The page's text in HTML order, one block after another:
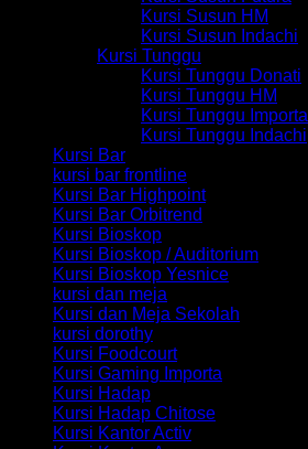
Kursi Susun HM
Kursi Susun Indachi
Kursi Tunggu
Kursi Tunggu Donati
Kursi Tunggu HM
Kursi Tunggu Importa
Kursi Tunggu Indachi
Kursi Bar
kursi bar frontline
Kursi Bar Highpoint
Kursi Bar Orbitrend
Kursi Bioskop
Kursi Bioskop / Auditorium
Kursi Bioskop Yesnice
kursi dan meja
Kursi dan Meja Sekolah
kursi dorothy
Kursi Foodcourt
Kursi Gaming Importa
Kursi Hadap
Kursi Hadap Chitose
Kursi Kantor Activ